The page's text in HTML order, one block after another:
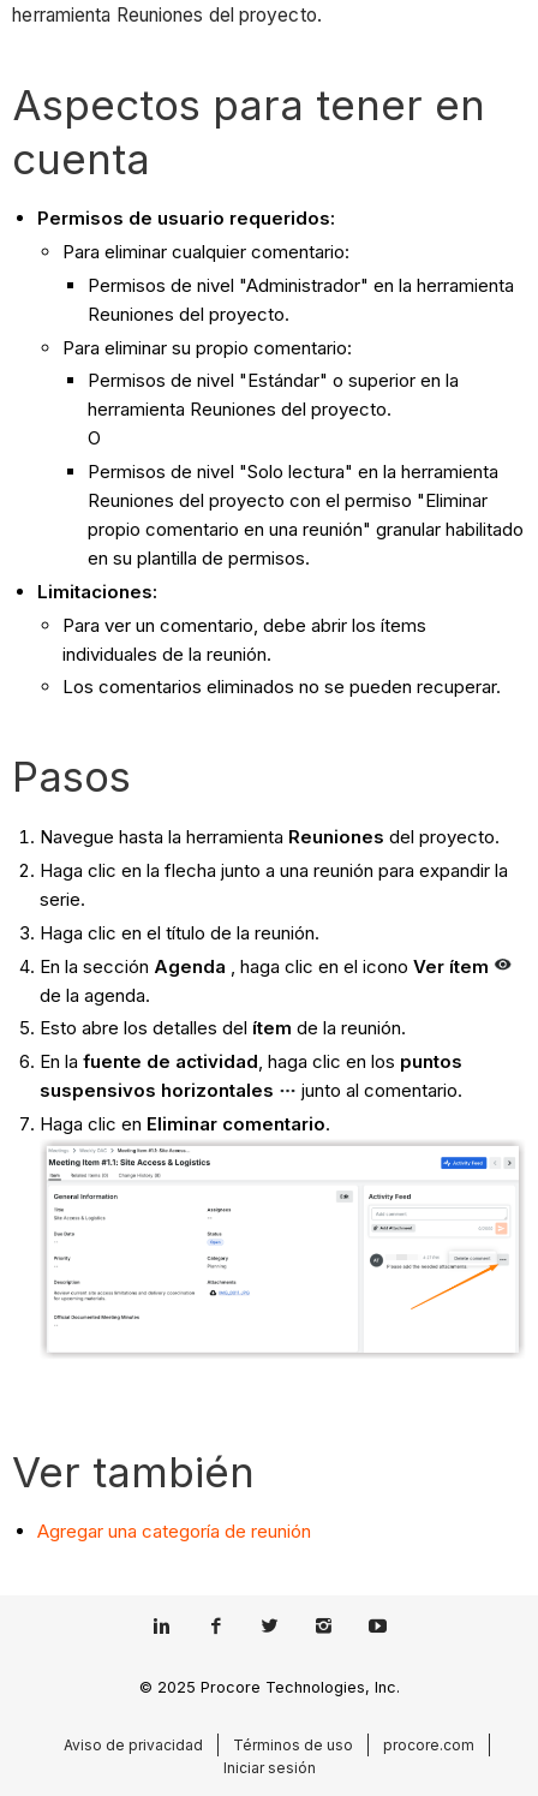
herramienta Reuniones del proyecto.
Aspectos para tener en
cuenta
Permisos de usuario requeridos:
Para eliminar cualquier comentario:
Permisos de nivel "Administrador" en la herramienta
Reuniones del proyecto.
Para eliminar su propio comentario:
Permisos de nivel "Estándar" o superior en la
herramienta Reuniones del proyecto.
O
Permisos de nivel "Solo lectura" en la herramienta
Reuniones del proyecto con el permiso "Eliminar
propio comentario en una reunión" granular habilitado
en su plantilla de permisos.
Limitaciones:
Para ver un comentario, debe abrir los ítems
individuales de la reunión.
Los comentarios eliminados no se pueden recuperar.
Pasos
Navegue hasta la herramienta Reuniones del proyecto.
Haga clic en la flecha junto a una reunión para expandir la
serie.
Haga clic en el título de la reunión.
En la sección Agenda , haga clic en el icono Ver ítem
de la agenda.
Esto abre los detalles del ítem de la reunión.
En la fuente de actividad, haga clic en los puntos
suspensivos horizontales
junto al comentario.
Haga clic en Eliminar comentario.
Ver también
Agregar una categoría de reunión
© 2025 Procore Technologies, Inc.
Aviso de privacidad Términos de uso
procore.com
Iniciar sesión